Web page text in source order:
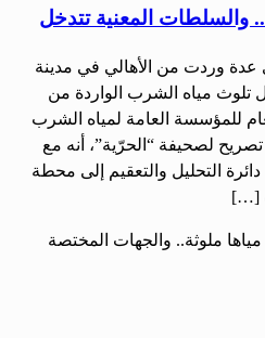
والسلطات المعنية تتدخل
عدة وردت من الأهالي في مدينة
تلوث مياه الشرب الواردة من
للمؤسسة العامة لمياه الشرب
لصحيفة “الحرّية”، أنه مع
التحليل والتعقيم إلى محطة
[…]
ملوثة.. والجهات المختصة